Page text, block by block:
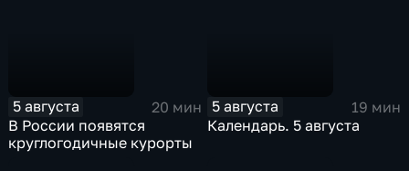
5 августа
20 мин
В России появятся
круглогодичные курорты
5 августа
19 мин
Календарь. 5 августа